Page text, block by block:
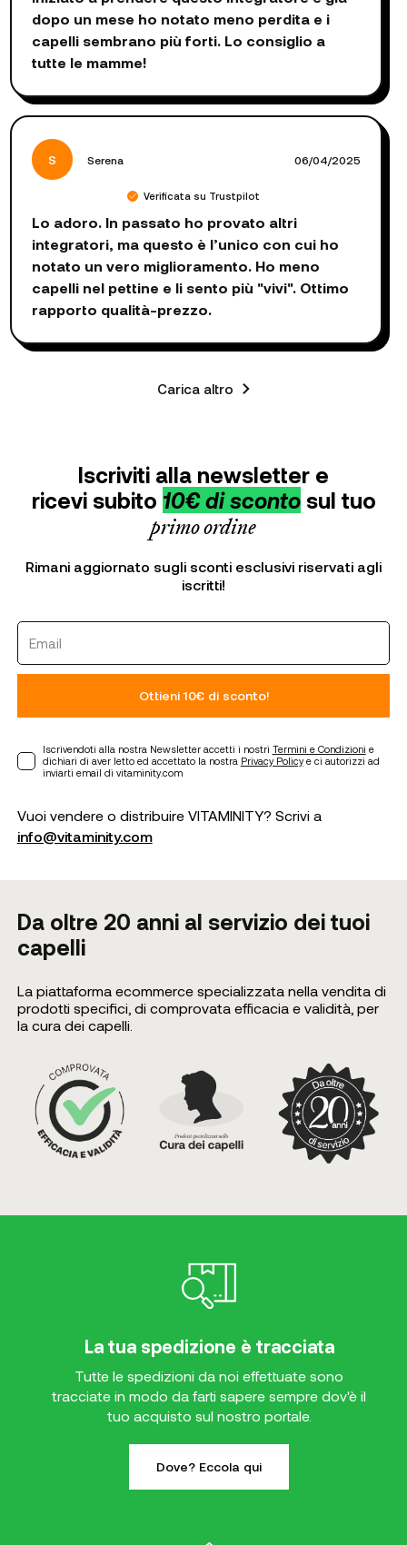
dopo un mese ho notato meno perdita e i
capelli sembrano più forti. Lo consiglio a
tutte le mamme!
S Serena 06/04/2025
Verificata su Trustpilot
Lo adoro. In passato ho provato altri
integratori, ma questo è l’unico con cui ho
notato un vero miglioramento. Ho meno
capelli nel pettine e li sento più "vivi". Ottimo
rapporto qualità-prezzo.
Carica altro
Iscriviti alla newsletter e
ricevi subito 10€ di scontosul tuo
primo ordine
Rimani aggiornato sugli sconti esclusivi riservati agli
iscritti!
Ottieni 10€ di sconto!
Iscrivendoti alla nostra Newsletter accetti i nostri Termini e Condizioni e
dichiari di aver letto ed accettato la nostra Privacy Policye ci autorizzi ad
inviarti email di vitaminity.com
Vuoi vendere o distribuire VITAMINITY? Scrivi a
info@vitaminity.com
Da oltre 20 anni al servizio dei tuoi
capelli
La piattaforma ecommerce specializzata nella vendita di
prodotti specifici, di comprovata efficacia e validità, per
la cura dei capelli.
La tua spedizione è tracciata
Tutte le spedizioni da noi effettuate sono
tracciate in modo da farti sapere sempre dov'è il
tuo acquisto sul nostro portale.
Dove? Eccola qui